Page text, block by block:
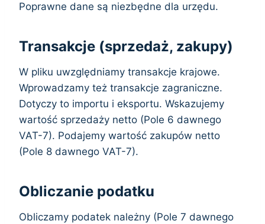
Poprawne dane są niezbędne dla urzędu.
Transakcje (sprzedaż, zakupy)
W pliku uwzględniamy transakcje krajowe.
Wprowadzamy też transakcje zagraniczne.
Dotyczy to importu i eksportu. Wskazujemy
wartość sprzedaży netto (Pole 6 dawnego
VAT-7). Podajemy wartość zakupów netto
(Pole 8 dawnego VAT-7).
Obliczanie podatku
Obliczamy podatek należny (Pole 7 dawnego